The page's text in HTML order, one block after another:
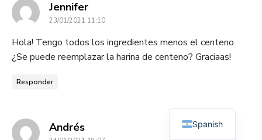
Jenniferdice:
23/01/2021 11:10
Hola! Tengo todos los ingredientes menos el centeno
¿Se puede reemplazar la harina de centeno? Graciaas!
Responder
Andrésdice: Spanish